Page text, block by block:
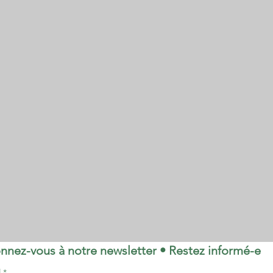
vous à notre newsletter • Restez informé-e